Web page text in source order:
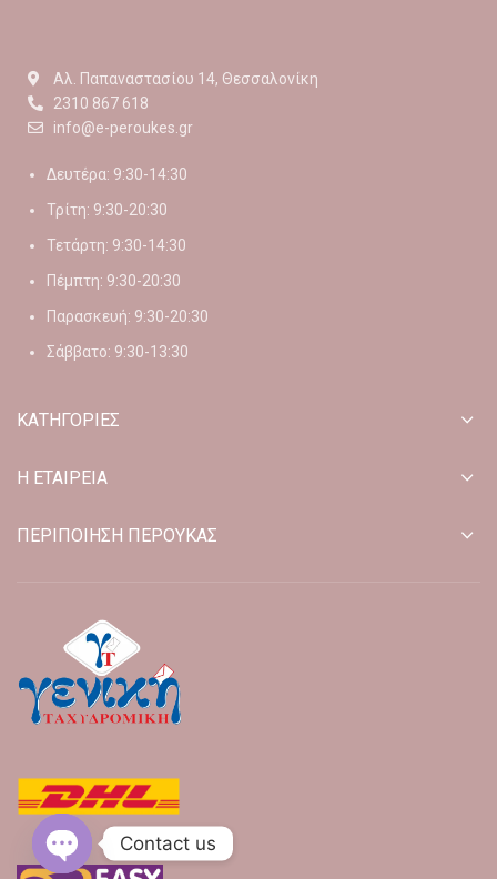
Αλ. Παπαναστασίου 14, Θεσσαλονίκη
2310 867 618
info@e-peroukes.gr
Δευτέρα: 9:30-14:30
Τρίτη: 9:30-20:30
Τετάρτη: 9:30-14:30
Πέμπτη: 9:30-20:30
Παρασκευή: 9:30-20:30
Σάββατο: 9:30-13:30
ΚΑΤΗΓΟΡΙΕΣ
Η ΕΤΑΙΡΕΙΑ
ΠΕΡΙΠΟΙΗΣΗ ΠΕΡΟΥΚΑΣ
Contact us